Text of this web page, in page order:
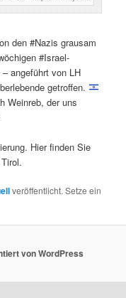
den #Nazis grausam
#Israel-
angeführt von LH
getroffen.
Weinreb, der uns
Hier finden Sie
veröffentlicht. Setze ein
von WordPress